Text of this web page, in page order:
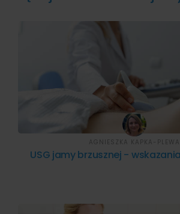
USG jamy brzusznej -
AGNIESZKA KAPKA-PLEWA